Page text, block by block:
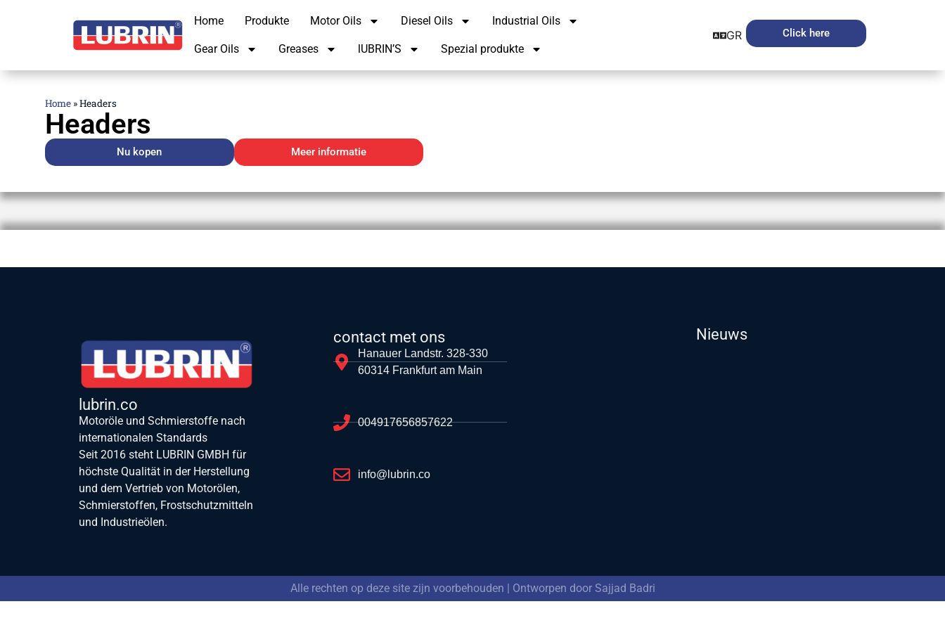
Home Produkte Motor Oils Diesel Oils Industrial Oils
Gear Oils Greases lUBRIN’S Spezial produkte
Click here
GR
Home»Headers
Headers
Nu kopen Meer informatie
lubrin.co
Motoröle und Schmierstoffe nach
internationalen Standards
Seit 2016 steht LUBRIN GMBH für
höchste Qualität in der Herstellung
und dem Vertrieb von Motorölen,
Schmierstoffen, Frostschutzmitteln
und Industrieölen.
contact met ons
Hanauer Landstr. 328-330
60314 Frankfurt am Main
004917656857622
info@lubrin.co
Nieuws
Alle rechten op deze site zijn voorbehouden | Ontworpen door Sajjad Badri